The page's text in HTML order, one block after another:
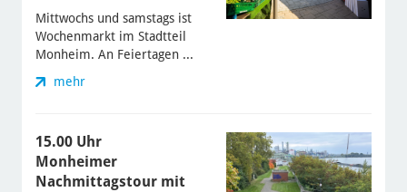
Mittwochs und samstags ist
Wochenmarkt im Stadtteil
Monheim. An Feiertagen ...
mehr
15.00 Uhr
Monheimer
Nachmittagstour mit